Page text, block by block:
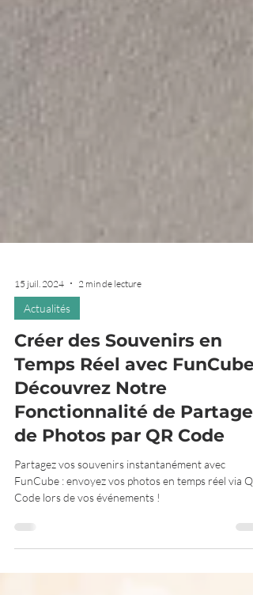
15 juil. 2024 2 min de lecture
Actualités
Créer des Souvenirs en
Temps Réel avec FunCube :
Découvrez Notre
Fonctionnalité de Partage
de Photos par QR Code
Partagez vos souvenirs instantanément avec